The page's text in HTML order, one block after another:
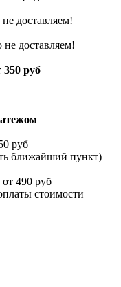
доставляем!
доставляем!
руб
руб
ближайший пункт)
490 руб
стоимости